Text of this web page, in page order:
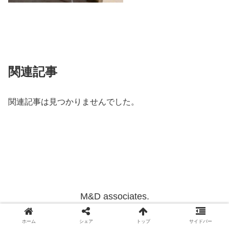
関連記事
関連記事は見つかりませんでした。
M&D associates.
Copyright © 2012-2022 M&D associates. All Rights Reserved.
ホーム シェア トップ サイドバー